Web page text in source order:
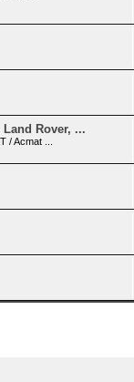
Rover, ...
/ Acmat ...